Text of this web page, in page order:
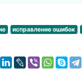
исправление ошибок